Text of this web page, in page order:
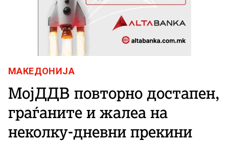
МАКЕДОНИЈА
МојДДВ повторно достапен,
граѓаните и жалеа на
неколку-дневни прекини